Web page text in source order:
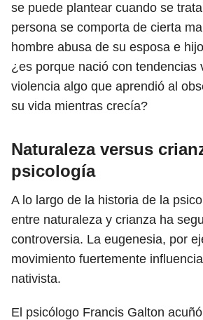
se puede plantear cuando se
persona se comporta de cierta
hombre abusa de su esposa e
¿es porque nació con tendencias
violencia algo que aprendió al
su vida mientras crecía?
Naturaleza versus
psicología
A lo largo de la historia de la
entre naturaleza y crianza ha
controversia. La eugenesia, por
movimiento fuertemente
nativista.
El psicólogo Francis Galton